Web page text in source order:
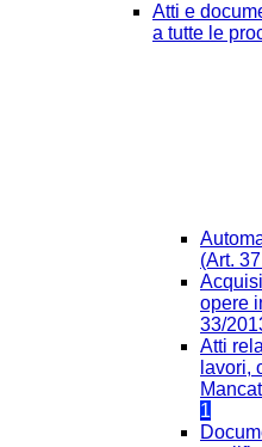
Atti e
a tutte le
(Art.
opere
33/
Atti
lavori,
1